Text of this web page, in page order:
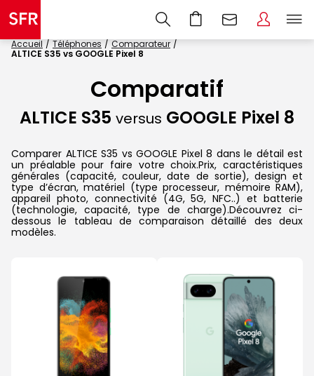
Accueil Téléphones
Comparateur
ALTICE S35 vs GOOGLE Pixel 8
Comparatif
ALTICE S35 versus GOOGLE Pixel 8
Comparer ALTICE S35 vs GOOGLE Pixel 8 dans le détail est
un préalable pour faire votre choix.Prix, caractéristiques
générales (capacité, couleur, date de sortie), design et
type d’écran, matériel (type processeur, mémoire RAM),
appareil photo, connectivité (4G, 5G, NFC..) et batterie
(technologie, capacité, type de charge).Découvrez ci-
dessous le tableau de comparaison détaillé des deux
modèles.